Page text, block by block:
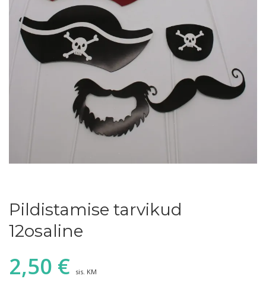
Pildistamise tarvikud
12osaline
2,50 € sis. KM